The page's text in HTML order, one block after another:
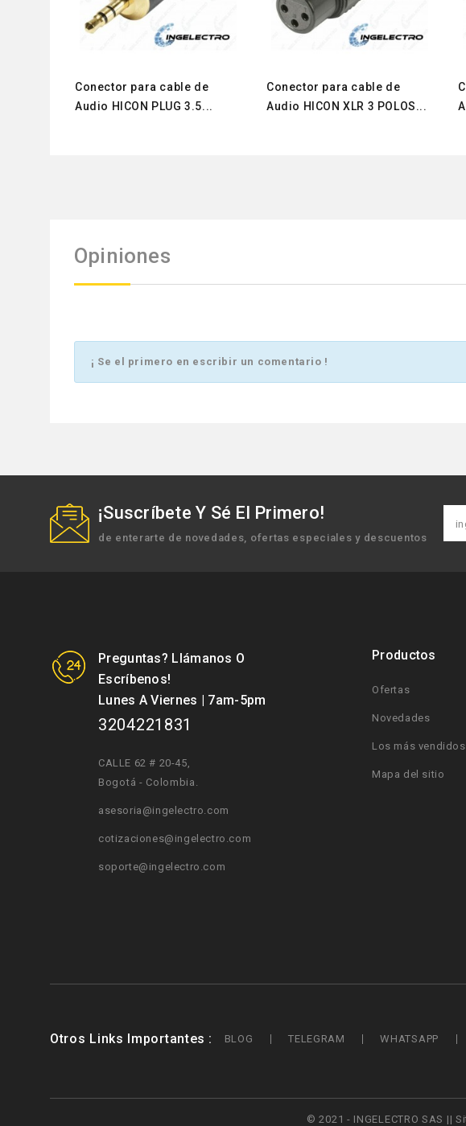
Conector para cable de
Audio HICON PLUG 3.5...
Conector para cable de
Audio HICON XLR 3 POLOS...
Opiniones
¡ Se el primero en escribir un comentario !
¡Suscríbete Y Sé El Primero!
de enterarte de novedades, ofertas especiales y descuentos
Preguntas? Llámanos O
Escríbenos!
Lunes A Viernes | 7am-5pm
3204221831
CALLE 62 # 20-45,
Bogotá - Colombia.
asesoria@ingelectro.com
cotizaciones@ingelectro.com
soporte@ingelectro.com
Productos
Ofertas
Novedades
Los más vendidos
Mapa del sitio
Otros Links Importantes BLOG TELEGRAM WHATSAPP
© 2021 - INGELECTRO SAS ||